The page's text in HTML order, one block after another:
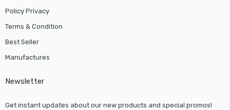
Policy Privacy
Terms & Condition
Best Seller
Manufactures
Newsletter
Get instant updates about our new products and special promos!